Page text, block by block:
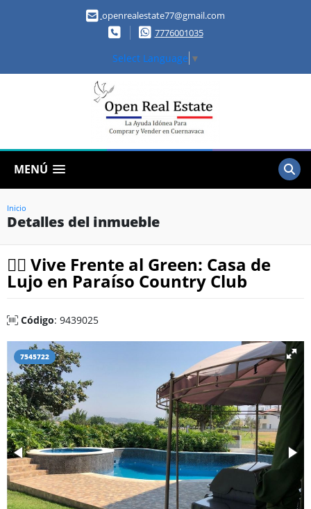
openrealestate77@gmail.com
7776001035
Select Language ▼
MENÚ
Inicio
Detalles del inmueble
🏌️‍♂️ Vive Frente al Green: Casa de
Lujo en Paraíso Country Club
Código: 9439025
7545722